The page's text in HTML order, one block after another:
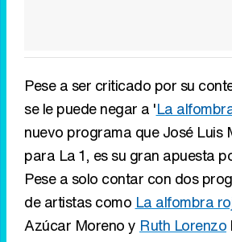
Pese a ser criticado por su
se le puede negar a 'La
nuevo programa que José Luis
para La 1, es su gran apuesta
Pese a solo contar con dos
de artistas como La alfombra
Azúcar Moreno y Ruth Lorenzo